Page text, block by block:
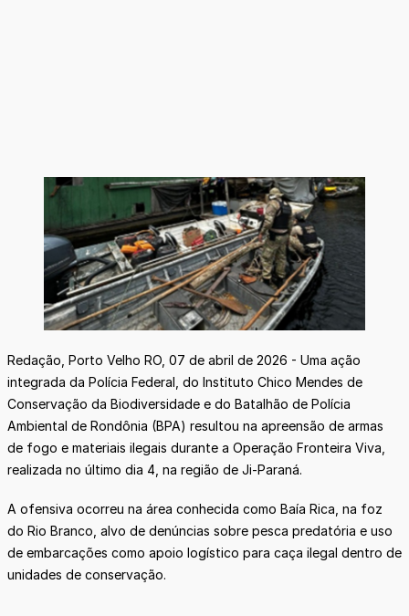
Redação, Porto Velho RO, 07 de abril de 2026 - Uma ação
integrada da Polícia Federal, do Instituto Chico Mendes de
Conservação da Biodiversidade e do Batalhão de Polícia
Ambiental de Rondônia (BPA) resultou na apreensão de armas
de fogo e materiais ilegais durante a Operação Fronteira Viva,
realizada no último dia 4, na região de Ji-Paraná.
A ofensiva ocorreu na área conhecida como Baía Rica, na foz
do Rio Branco, alvo de denúncias sobre pesca predatória e uso
de embarcações como apoio logístico para caça ilegal dentro de
unidades de conservação.